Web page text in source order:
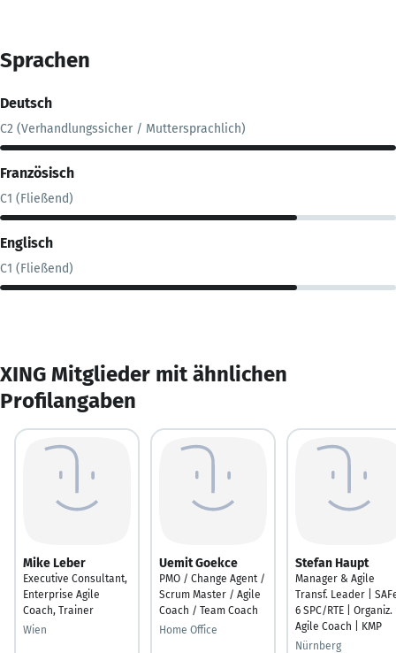
Sprachen
Deutsch
C2 (Verhandlungssicher / Muttersprachlich)
Französisch
C1 (Fließend)
Englisch
C1 (Fließend)
XING Mitglieder mit ähnlichen
Profilangaben
Mike Leber
Executive Consultant,
Enterprise Agile
Coach, Trainer
Wien
Uemit Goekce
PMO / Change Agent /
Scrum Master / Agile
Coach / Team Coach
Home Office
Stefan Haupt
Manager & Agile
Transf. Leader |
6 SPC/RTE | Organiz.
Agile Coach | KMP
Nürnberg